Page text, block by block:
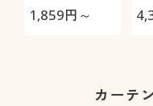
ン
1,859円～
し
カーテ